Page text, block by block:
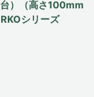
）（高さ100mm
シリーズ